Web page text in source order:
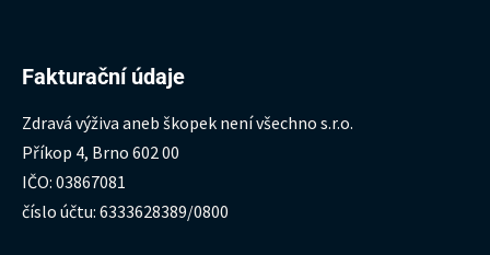
Fakturační údaje
Zdravá výživa aneb škopek není všechno s.r.o.
Příkop 4, Brno 602 00
IČO: 03867081
číslo účtu: 6333628389/0800